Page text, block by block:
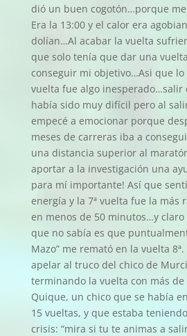
dió un buen cogotón…porque
Era la 13:00 y el calor era
dolían…Al acabar la vuelta
que solo tenía que dar una
conseguir mi objetivo…Asi que lo
vuelta fue algo inesperado…salir
había sido muy difícil pero al
empecé a emocionar porque
meses de carreras iba a
una distancia superior al
aportar a la investigación una
para mí importante! Así que
energía y la 7ª vuelta fue la más
en menos de 50 minutos…y
que no sabía es que
Mazo” me remató en la vuelta
apelar al truco del chico de
terminando la vuelta con más de
Quique, un chico que se había
15 vueltas, y que estaba
crisis: “mira si tu te animas a